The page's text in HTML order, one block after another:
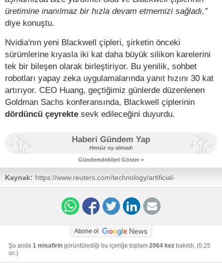
üretimine inanılmaz bir hızla devam etmemizi sağladı,”
diye konuştu.
Nvidia'nın yeni Blackwell çipleri, şirketin önceki
sürümlerine kıyasla iki kat daha büyük silikon karelerini
tek bir bileşen olarak birleştiriyor. Bu yenilik, sohbet
robotları yapay zeka uygulamalarında yanıt hızını 30 kat
artırıyor. CEO Huang, geçtiğimiz günlerde düzenlenen
Goldman Sachs konferansında, Blackwell çiplerinin
dördüncü çeyrekte sevk edileceğini duyurdu.
Haberi Gündem Yap
Henüz oy almadı
Gündemdekileri Göster >
Kaynak: https://www.reuters.com/technology/artificial-
intelligence/nvidias-design-flaw-with-blackwell-ai-chips-
Abone ol
Şu anda 1 misafirin görüntülediği bu içeriğe toplam 2064 kez bakıldı. (0,25
sn.)